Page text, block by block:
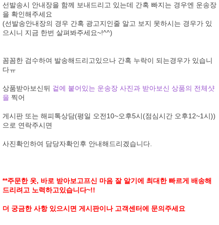
선발송시 안내장을 함께 보내드리고 있는데 간혹 빠지는 경우엔 운송장
을 확인해주세요
(선발송안내장의 경우 간혹 광고지인줄 알고 보지 못하시는 경우가 있
으시니 지금 한번 살펴봐주세요~!^^)
꼼꼼한 검수하여 발송해드리고있으나 간혹 누락이 되는경우가 있습니
다ㅠ
상품받아보신뒤 겉에 붙어있는 운송장 사진과 받아보신 상품의 전체샷
을 찍어
게시판 또는 해피톡상담(평일 오전10~오후5시(점심시간 오후12~1시))
으로 연락주시면
사진확인하여 담당자확인후 안내해드리겠습니다.
**주문한 옷, 바로 받아보고프신 마음 잘 알기에 최대한 빠르게 배송해
드리려고 노력하고있습니다~!!
더 궁금한 사항 있으시면 게시판이나 고객센터에 문의주세요